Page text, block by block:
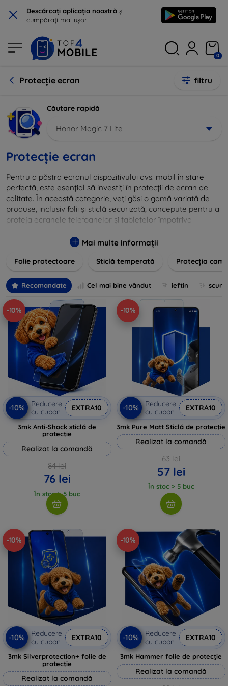
× Descărcați aplicația noastră și
cumpărați mai ușor
0
Protecție ecran filtru
Căutare rapidă
Honor Magic 7 Lite
Protecție ecran
Pentru a păstra ecranul dispozitivului dvs. mobil în stare
perfectă, este esențial să investiți în protecții de ecran de
calitate. În această categorie, veți găsi o gamă variată de
produse, inclusiv folii și sticlă securizată, concepute pentru a
proteja ecranele telefoanelor și tabletelor împotriva
fabricate din materiale durabile și sunt ușor de aplicat,
Alegeți soluția care se potrivește cel mai bine nevoilor
dispozitivului. Asigurați-vă că investiția în tehnologie rămâne
intactă și arată ca nouă mult timp cu protecțiile de ecran din
oferta noastră.
Mai multe informații
Folie protectoare Sticlă temperată Protecția
Recomandate Cel mai bine vândut ieftin
-10%
-10%
Reducere
cu cupon
EXTRA10
3mk Anti-Shock sticlă de
protecție
Realizat la comandă
84 lei
76 lei
În stoc > 5 buc
-10%
-10%
Reducere
cu cupon
EXTRA10
3mk Pure Matt Sticlă de protecție
Realizat la comandă
63 lei
57 lei
În stoc > 5 buc
-10%
-10%
Reducere
cu cupon
EXTRA10
3mk Silverprotection+ folie de
protecție
Realizat la comandă
-10%
-10%
Reducere
cu cupon
EXTRA10
3mk Hammer folie de protecție
Realizat la comandă